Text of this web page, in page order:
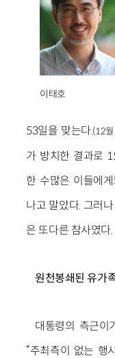
이태호
53일을 맞는다.(12
가 방치한 결과로
한 수많은 이들에
나고 말았다. 그러
은 또다른 참사였다.
원천봉쇄된 유가
대통령의 측근이
“주최측이 없는 행